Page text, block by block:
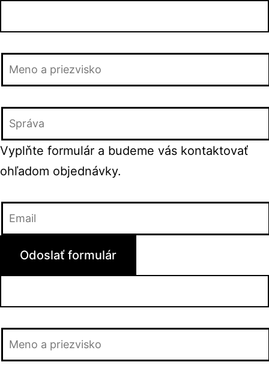
Vyplňte formulár a budeme vás kontaktovať
ohľadom objednávky.